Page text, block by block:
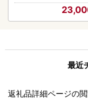
最近
返礼品詳細ページの